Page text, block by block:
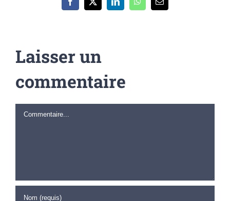
Facebook
X LinkedInWhatsApp
Email
Laisser un
commentaire
Commentaire